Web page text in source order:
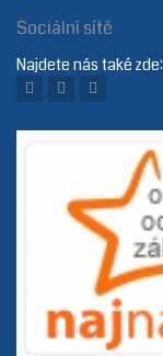
Sociální sítě
Najdete nás také zde: